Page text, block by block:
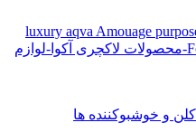
و خوشبوکننده ها